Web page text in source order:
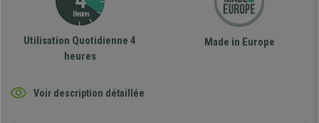
Utilisation Quotidienne 4
heures
Made in Europe
Voir description détaillée